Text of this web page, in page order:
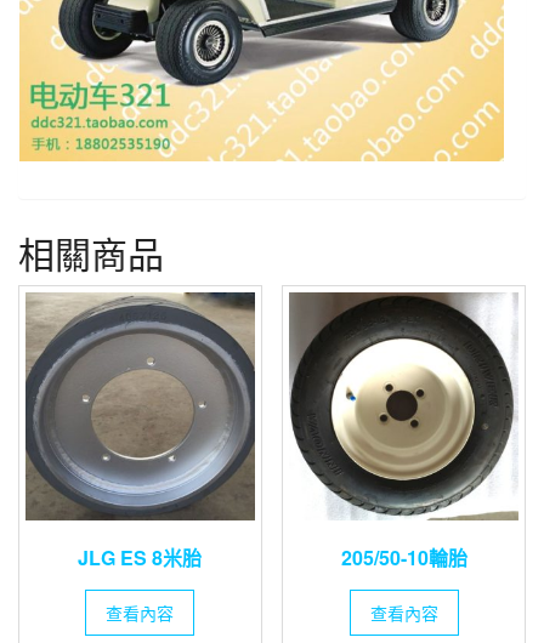
相關商品
JLG ES 8米胎
查看內容
205/50-10輪胎
查看內容